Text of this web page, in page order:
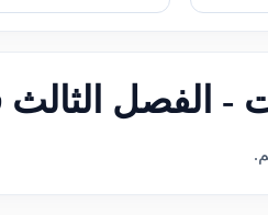
- الفصل الثالث